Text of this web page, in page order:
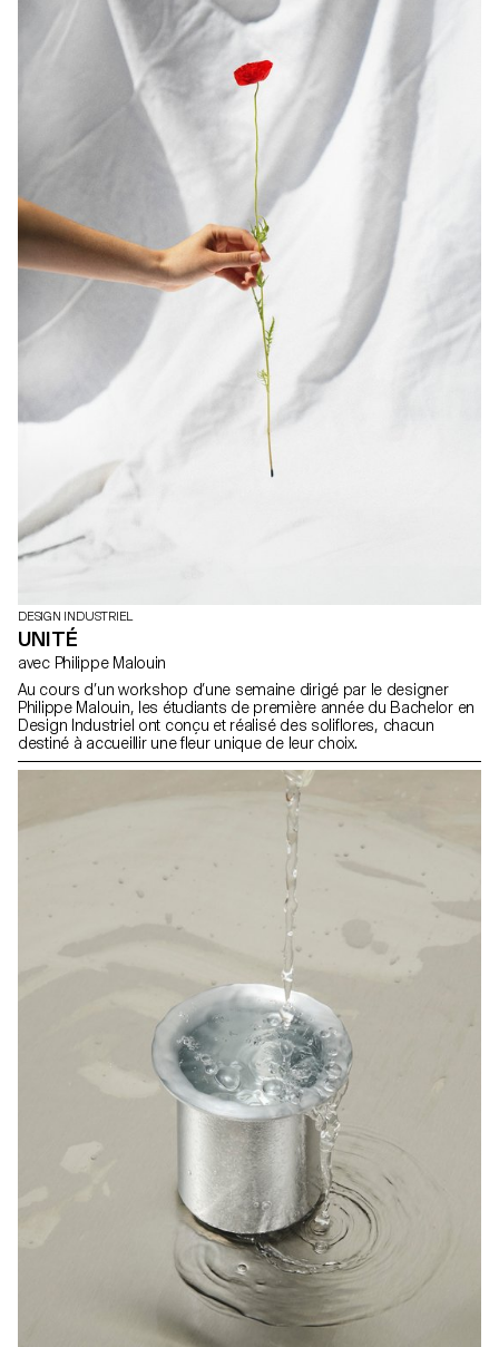
DESIGN INDUSTRIEL
UNITÉ
avec Philippe Malouin
Au cours d’un workshop d’une semaine dirigé par le designer
Philippe Malouin, les étudiants de première année du Bachelor en
Design Industriel ont conçu et réalisé des soliflores, chacun
destiné à accueillir une fleur unique de leur choix.